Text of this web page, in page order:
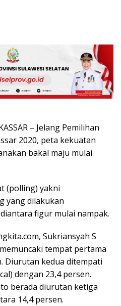
– Jelang Pemilihan
2020, peta kekuatan
bakal maju mulai
(polling) yakni
yang dilakukan
figur mulai nampak.
Sukriansyah S
tempat pertama
Diurutan kedua ditempati
dengan 23,4 persen.
berada diurutan ketiga
14,4 persen.